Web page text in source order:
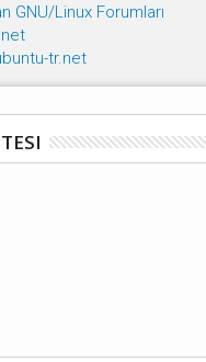
GNU/Linux Forumları
tr.net